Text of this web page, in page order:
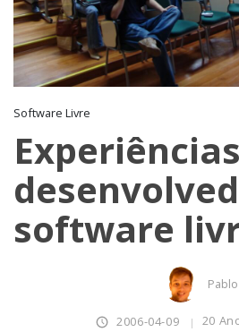
Software Livre
software
Pablo
2006-04-09 20